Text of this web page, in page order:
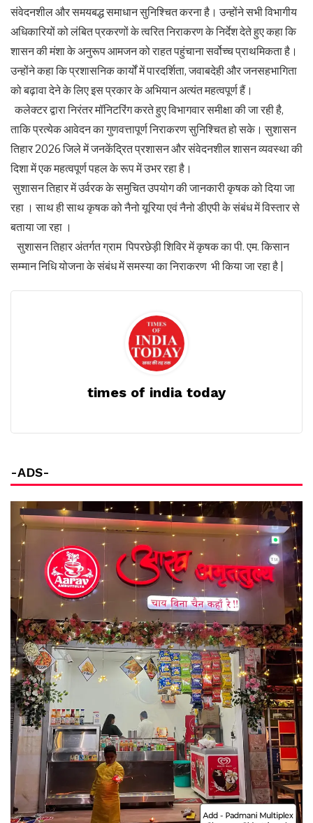
संवेदनशील और समयबद्ध समाधान सुनिश्चित करना है। उन्होंने सभी विभागीय
अधिकारियों को लंबित प्रकरणों के त्वरित निराकरण के निर्देश देते हुए कहा कि
शासन की मंशा के अनुरूप आमजन को राहत पहुंचाना सर्वोच्च प्राथमिकता है।
उन्होंने कहा कि प्रशासनिक कार्यों में पारदर्शिता, जवाबदेही और जनसहभागिता
को बढ़ावा देने के लिए इस प्रकार के अभियान अत्यंत महत्वपूर्ण हैं।
कलेक्टर द्वारा निरंतर मॉनिटरिंग करते हुए विभागवार समीक्षा की जा रही है,
ताकि प्रत्येक आवेदन का गुणवत्तापूर्ण निराकरण सुनिश्चित हो सके। सुशासन
तिहार 2026 जिले में जनकेंद्रित प्रशासन और संवेदनशील शासन व्यवस्था की
दिशा में एक महत्वपूर्ण पहल के रूप में उभर रहा है।
सुशासन तिहार में उर्वरक के समुचित उपयोग की जानकारी कृषक को दिया जा
रहा । साथ ही साथ कृषक को नैनो यूरिया एवं नैनो डीएपी के संबंध में विस्तार से
बताया जा रहा ।
सुशासन तिहार अंतर्गत ग्राम पिपरछेड़ी शिविर में कृषक का पी. एम. किसान
सम्मान निधि योजना के संबंध में समस्या का निराकरण भी किया जा रहा है |
times of india today
-ADS-